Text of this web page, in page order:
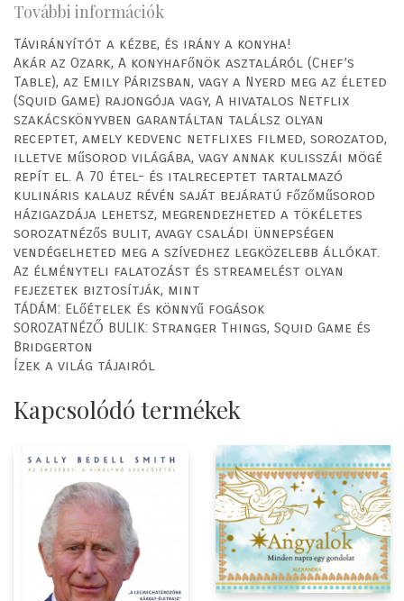
További információk
Távirányítót a kézbe, és irány a konyha!
Akár az Ozark, A konyhafőnök asztaláról (Chef’s
Table), az Emily Párizsban, vagy a Nyerd meg az életed
(Squid Game) rajongója vagy, A hivatalos Netflix
szakácskönyvben garantáltan találsz olyan
receptet, amely kedvenc netflixes filmed, sorozatod,
illetve műsorod világába, vagy annak kulisszái mögé
repít el. A 70 étel- és italreceptet tartalmazó
kulináris kalauz révén saját bejáratú főzőműsorod
házigazdája lehetsz, megrendezheted a tökéletes
sorozatnézős bulit, avagy családi ünnepségen
vendégelheted meg a szívedhez legközelebb állókat.
Az élményteli falatozást és streamelést olyan
fejezetek biztosítják, mint
TÁDÁM: Előételek és könnyű fogások
SOROZATNÉZŐ BULIK: Stranger Things, Squid Game és
Bridgerton
Ízek a világ tájairól
Kapcsolódó termékek